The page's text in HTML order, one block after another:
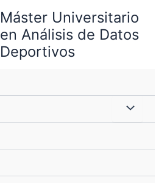
Máster Universitario
en Análisis de Datos
Deportivos